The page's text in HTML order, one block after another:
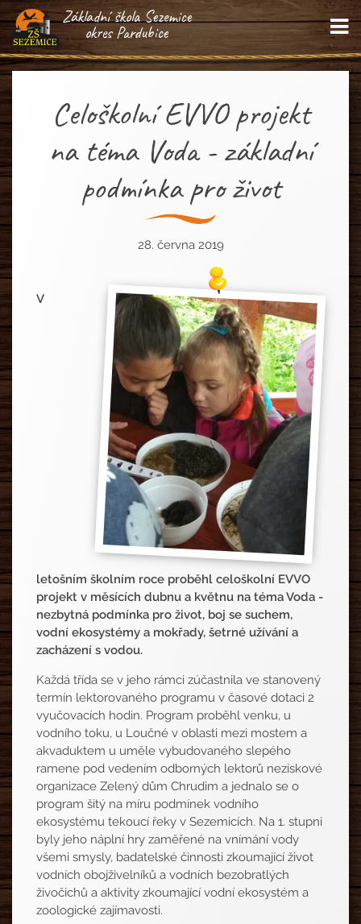
Základní škola Sezemice
okres Pardubice
Celoškolní EVVO projekt
na téma Voda - základní
podmínka pro život
28. června 2019
V
letošním školním roce proběhl celoškolní EVVO
projekt v měsících dubnu a květnu na téma Voda -
nezbytná podmínka pro život, boj se suchem,
vodní ekosystémy a mokřady, šetrné užívání a
zacházení s vodou.
Každá třída se v jeho rámci zúčastnila ve stanovený
termín lektorovaného programu v časové dotaci 2
vyučovacích hodin. Program proběhl venku, u
vodního toku, u Loučné v oblasti mezi mostem a
akvaduktem u uměle vybudovaného slepého
ramene pod vedením odborných lektorů neziskové
organizace Zelený dům Chrudim a jednalo se o
program šitý na míru podmínek vodního
ekosystému tekoucí řeky v Sezemicích. Na 1. stupni
byly jeho náplní hry zaměřené na vnímání vody
všemi smysly, badatelské činnosti zkoumající život
vodních obojživelníků a vodních bezobratlých
živočichů a aktivity zkoumající vodní ekosystém a
zoologické zajímavosti.